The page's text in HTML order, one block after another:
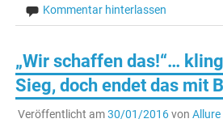
Kommentar hinterlassen
„Wir schaffen das!“…
Sieg, doch endet das mit
Veröffentlicht am30/01/2016von Allure